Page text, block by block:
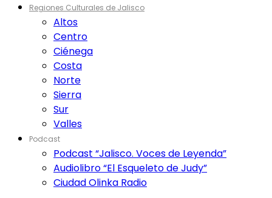
Regiones Culturales de Jalisco
Altos
Centro
Ciénega
Costa
Norte
Sierra
Sur
Valles
Podcast
Podcast “Jalisco. Voces de Leyenda”
Audiolibro “El Esqueleto de Judy”
Ciudad Olinka Radio